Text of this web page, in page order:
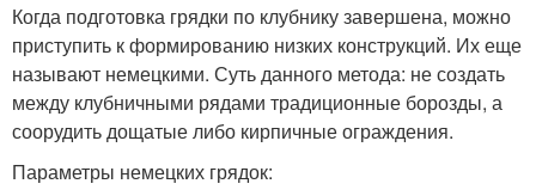
Когда подготовка грядки по клубнику завершена, можно
приступить к формированию низких конструкций. Их еще
называют немецкими. Суть данного метода: не создать
между клубничными рядами традиционные борозды, а
соорудить дощатые либо кирпичные ограждения.
Параметры немецких грядок: